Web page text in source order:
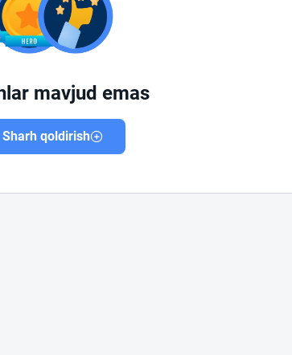
mavjud emas
Sharh qoldirish